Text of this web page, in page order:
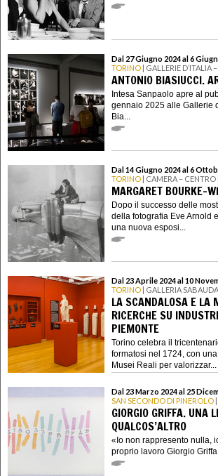
Dal 27 Giugno 2024 al 6
TORINO | GALLERIE D’ITALIA
ANTONIO BIASIUCCI.
Intesa Sanpaolo apre al
gennaio 2025 alle Gallerie
Bia...
Dal 14 Giugno 2024 al 6
TORINO | CAMERA –
MARGARET BOURKE-
Dopo il successo delle
della fotografia Eve Arnold
una nuova esposi...
Dal 23 Aprile 2024 al 10
TORINO | GALLERIA SABAUDA
LA SCANDALOSA E
RICERCHE SU
PIEMONTE
Torino celebra il
formatosi nel 1724, con
Musei Reali per valorizzar...
Dal 23 Marzo 2024 al 25
SAN SECONDO DI PINEROLO
GIORGIO GRIFFA. UNA
QUALCOS’ALTRO
«Io non rappresento nulla,
proprio lavoro Giorgio